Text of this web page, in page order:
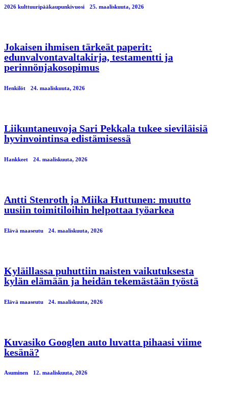
2026 kulttuuripääkaupunkivuosi 25. maaliskuuta, 2026
Jokaisen ihmisen tärkeät paperit:
edunvalvontavaltakirja, testamentti ja
perinnönjakosopimus
Henkilöt 24. maaliskuuta, 2026
Liikuntaneuvoja Sari Pekkala tukee sieviläisiä
hyvinvointinsa edistämisessä
Hankkeet 24. maaliskuuta, 2026
Antti Stenroth ja Miika Huttunen: muutto
uusiin toimitiloihin helpottaa työarkea
Elävä maaseutu 24. maaliskuuta, 2026
Kyläillassa puhuttiin naisten vaikutuksesta
kylän elämään ja heidän tekemästään työstä
Elävä maaseutu 24. maaliskuuta, 2026
Kuvasiko Googlen auto luvatta pihaasi viime
kesänä?
Asuminen 12. maaliskuuta, 2026